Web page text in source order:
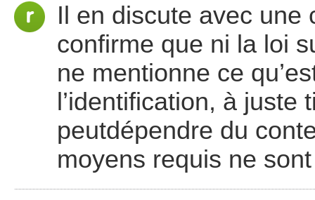
Il en discute avec une
confirme que ni la loi
ne mentionne ce
l’identification, à juste
peutdépendre du
moyens requis ne